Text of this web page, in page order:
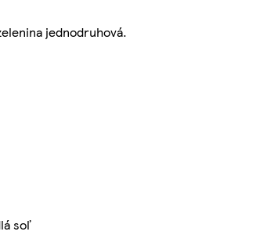
jednodruhová.
soľ